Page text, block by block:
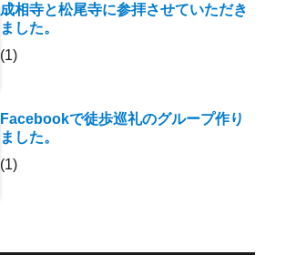
成相寺と松尾寺に参拝させていただき
ました。
(1)
Facebookで徒歩巡礼のグループ作り
ました。
(1)